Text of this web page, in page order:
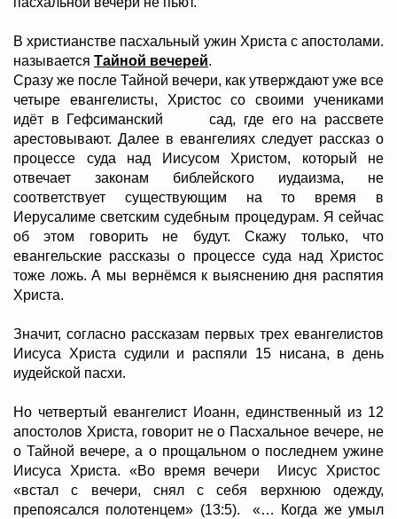
В христианстве пасхальный ужин Христа с апостолами.
называется Тайной вечерей.
Сразу же после Тайной вечери, как утверждают уже все
четыре евангелисты, Христос со своими учениками
идёт в Гефсиманский сад, где его на рассвете
арестовывают. Далее в евангелиях следует рассказ о
процессе суда над Иисусом Христом, который не
отвечает законам библейского иудаизма, не
соответствует существующим на то время в
Иерусалиме светским судебным процедурам. Я сейчас
об этом говорить не будут. Скажу только, что
евангельские рассказы о процессе суда над Христос
тоже ложь. А мы вернёмся к выяснению дня распятия
Христа.
Значит, согласно рассказам первых трех евангелистов
Иисуса Христа судили и распяли 15 нисана, в день
иудейской пасхи.
Но четвертый евангелист Иоанн, единственный из 12
апостолов Христа, говорит не о Пасхальное вечере, не
о Тайной вечере, а о прощальном о последнем ужине
Иисуса Христа. «Во время вечери Иисус Христос
«встал с вечери, снял с себя верхнюю одежду,
препоясался полотенцем» (13:5). «… Когда же умыл